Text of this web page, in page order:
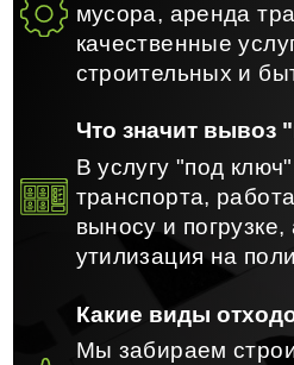
мусора, аренда
качественные
строительных и
Что значит вывоз
В услугу "под
транспорта,
выносу и
утилизация на
Какие виды
Мы забираем